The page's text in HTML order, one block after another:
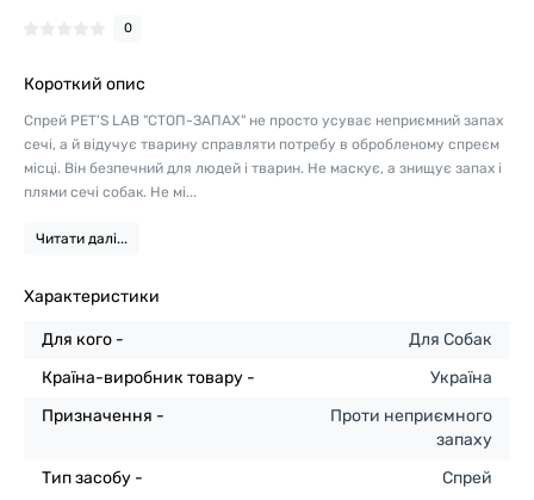
0
Короткий опис
Спрей PET'S LAB "СТОП-ЗАПАХ" не просто усуває неприємний запах
сечі, а й відучує тварину справляти потребу в обробленому спреєм
місці. Він безпечний для людей і тварин. Не маскує, а знищує запах і
плями сечі собак. Не мі...
Читати далі...
Характеристики
Для кого -
Для Собак
Країна-виробник товару -
Україна
Призначення -
Проти неприємного
запаху
Тип засобу -
Спрей